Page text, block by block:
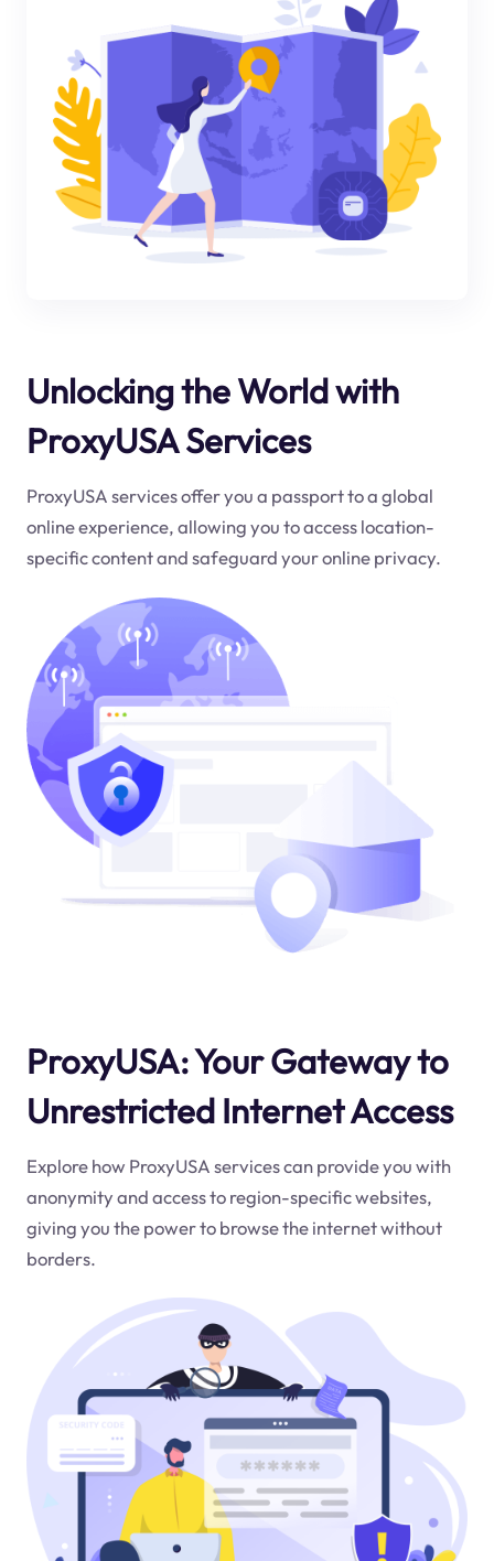
Unlocking the World with
ProxyUSA Services
ProxyUSA services offer you a passport to a global
online experience, allowing you to access location-
specific content and safeguard your online privacy.
ProxyUSA: Your Gateway to
Unrestricted Internet Access
Explore how ProxyUSA services can provide you with
anonymity and access to region-specific websites,
giving you the power to browse the internet without
borders.